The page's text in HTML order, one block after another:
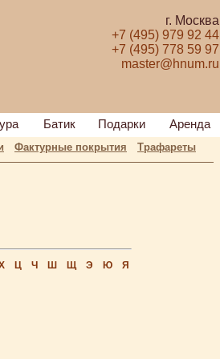
г. Москва
+7 (495) 979 92 44
+7 (495) 778 59 97
master@hnum.ru
Батик Подарки Аренда
Фактурные покрытия
Трафареты
Ц Ч Ш Щ Э Ю Я